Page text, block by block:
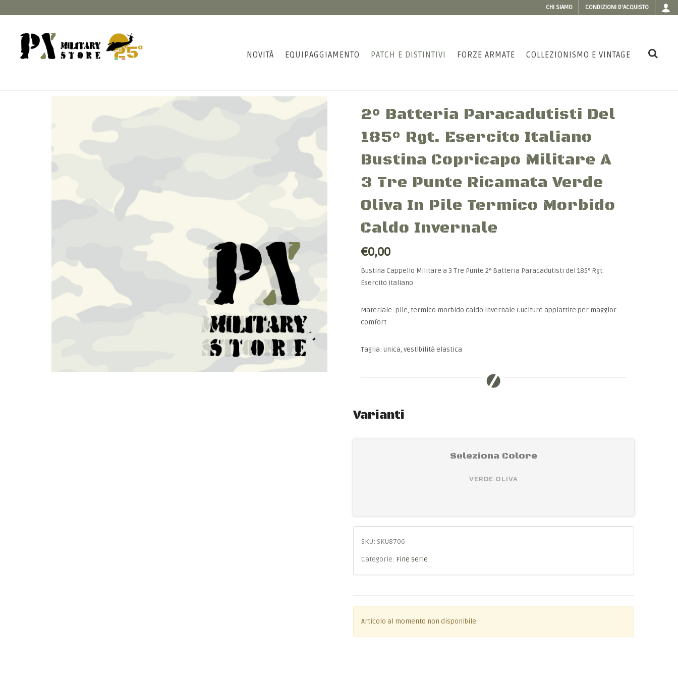
CHI SIAMO CONDIZIONI D'ACQUISTO
NOVITÀ EQUIPAGGIAMENTO PATCH E DISTINTIVI FORZE ARMATE COLLEZIONISMO E VINTAGE
2° Batteria Paracadutisti Del
185° Rgt. Esercito Italiano
Bustina Copricapo Militare A
3 Tre Punte Ricamata Verde
Oliva In Pile Termico Morbido
Caldo Invernale
€0,00
Bustina Cappello Militare a 3 Tre Punte 2° Batteria Paracadutisti del 185° Rgt.
Esercito Italiano
Materiale: pile, termico morbido caldo invernale Cuciture appiattite per maggior
comfort
Taglia: unica, vestibilità elastica
Varianti
Seleziona Colore
VERDE OLIVA
SKU: SKU8706
Categorie: Fine serie
Articolo al momento non disponibile